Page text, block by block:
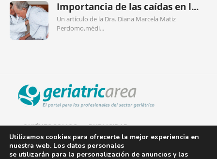
Importancia de las caídas en l...
Un artículo de la Dra. Diana Marcela Matiz
Perdomo,médi...
QUIÉNES SOMOS PUBLICIDAD
AVISO LEGAL
Utilizamos cookies para ofrecerte la mejor experiencia en
nuestra web. Los datos personales
se utilizarán para la personalización de anuncios y las